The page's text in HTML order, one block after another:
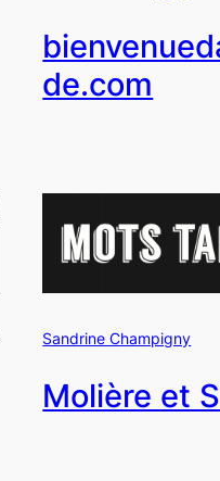
de.com
Sandrine Champigny
Molière et